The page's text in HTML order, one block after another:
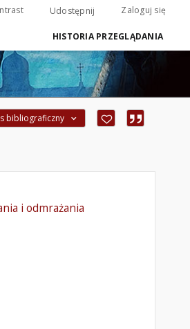
Udostępnij Zaloguj się
HISTORIA PRZEGLĄDANIA
bibliograficzny
i odmrażania